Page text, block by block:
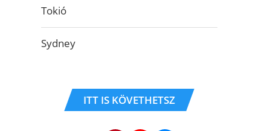
Tokió
Sydney
ITT IS KÖVETHETSZ